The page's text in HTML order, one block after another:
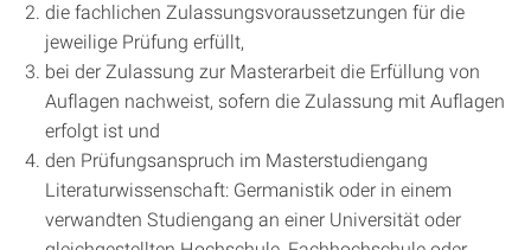
die fachlichen Zulassungsvoraussetzungen für die
jeweilige Prüfung erfüllt,
bei der Zulassung zur Masterarbeit die Erfüllung von
Auflagen nachweist, sofern die Zulassung mit Auflagen
erfolgt ist und
den Prüfungsanspruch im Masterstudiengang
Literaturwissenschaft: Germanistik oder in einem
verwandten Studiengang an einer Universität oder